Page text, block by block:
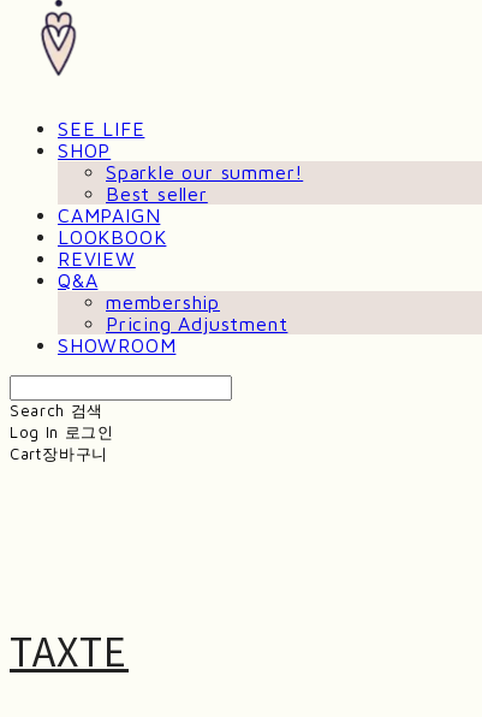
SEE LIFE
SHOP
Sparkle our summer!
Best seller
CAMPAIGN
LOOKBOOK
REVIEW
Q&A
membership
Pricing Adjustment
SHOWROOM
Search 검색
Log In 로그인
Cart장바구니
TAXTE